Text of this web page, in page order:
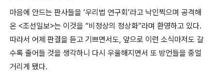
마음에 안드는 판사들을 ‘우리법 연구회 ’라고 낙인찍으며 공격해
온 <조선일보>는 이것을 “비정상의 정상화”라며 환영하고 있다.
따라서 어제 판결을 듣고 기쁘면서도, 앞으로 이런 소식마저도 갈
수록 줄어들 것을 생각하니 다시 우울해지면서 또 방언들을 중얼
거리게 됐다.